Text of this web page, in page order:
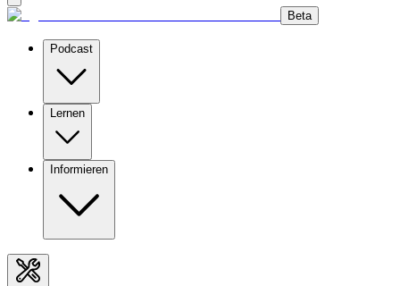
Beta
Podcast
Lernen
Informieren